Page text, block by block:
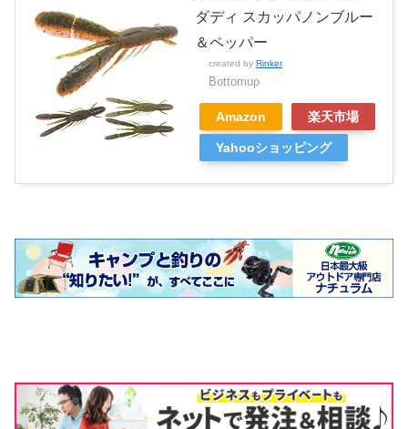
ダディ スカッパノンブルー
＆ペッパー
created by Rinker
Bottomup
Amazon 楽天市場
Yahooショッピング